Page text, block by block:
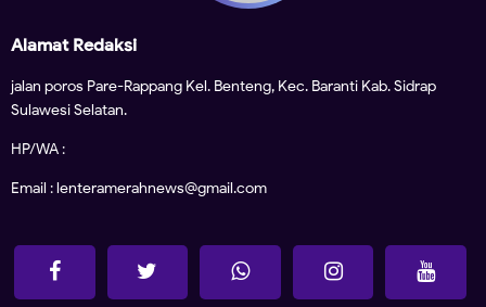
Alamat Redaksi
jalan poros Pare-Rappang Kel. Benteng, Kec. Baranti Kab. Sidrap
Sulawesi Selatan.
HP/WA :
Email : lenteramerahnews@gmail.com